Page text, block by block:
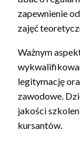
zapewnienie
zajęć
Ważnym
legitymację
zawodowe.
jakości
kursantów.